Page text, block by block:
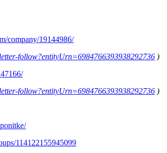
company/19144986/
follow?entityUrn=6984766393938292736 )
follow?entityUrn=6984766393938292736 )
114122155945099